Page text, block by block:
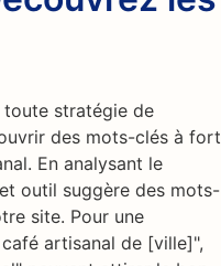
stratégie de
des mots-clés à fort
En analysant le
outil suggère des mots-
site. Pour une
artisanal de [ville]",